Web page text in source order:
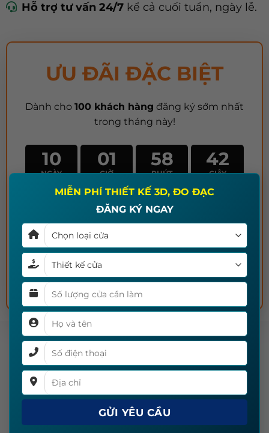
MIỄN PHÍ THIẾT KẾ 3D, ĐO ĐẠC
ĐĂNG KÝ NGAY
Hỗ trợ tư vấn 24/7kể cả cuối tuần, ngày lễ.
ƯU ĐÃI ĐẶC BIỆT
Dành cho 100 khách hàng đăng ký sớm nhất
trong tháng này!
10
NGÀY
01
GIỜ
58
PHÚT
40
GIÂY
83/100 đã khách hàng đã đặt hàng
ĐĂNG KÝ NHẬN ƯU ĐÃI NGAY
Hơn 2000+ gia đình đã tin dùng sản phẩm của
VÌ SAO CHỌN NEWDAY DOOR